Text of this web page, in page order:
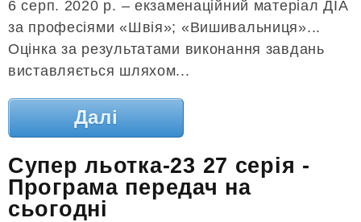
6 серп. 2020 р. – екзаменаційний матеріал ДІА
за професіями «Швія»; «Вишивальниця»...
Оцінка за результатами виконання завдань
виставляється шляхом...
Далі
Супер льотка-23 27 серія -
Програма передач на
сьогодні